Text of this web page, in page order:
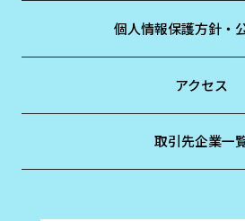
個人情報保護方針・
アクセス
取引先企業一